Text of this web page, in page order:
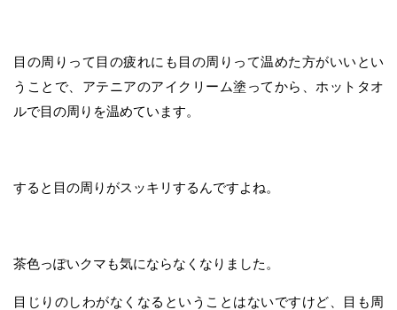
目の周りって目の疲れにも目の周りって温めた方がいいとい
うことで、アテニアのアイクリーム塗ってから、ホットタオ
ルで目の周りを温めています。
すると目の周りがスッキリするんですよね。
茶色っぽいクマも気にならなくなりました。
目じりのしわがなくなるということはないですけど、目も周